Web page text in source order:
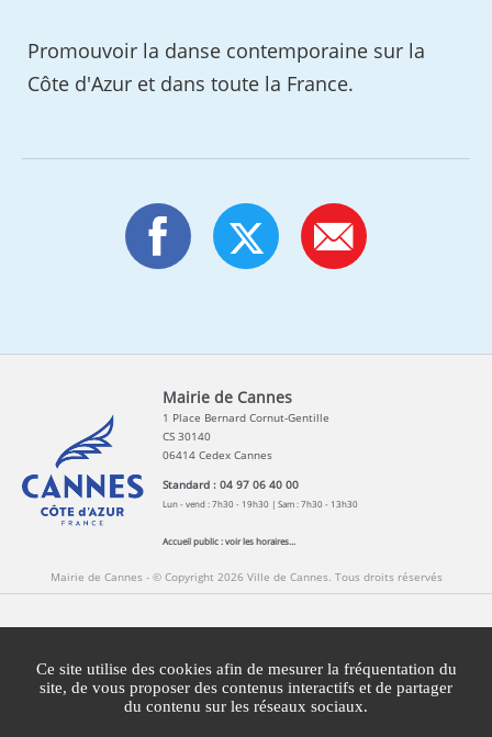
Promouvoir la danse contemporaine sur la
Côte d'Azur et dans toute la France.
Mairie de Cannes
1 Place Bernard Cornut-Gentille
CS 30140
06414 Cedex Cannes
Standard : 04 97 06 40 00
Lun - vend : 7h30 - 19h30 | Sam : 7h30 - 13h30
Accueil public :voir les horaires...
Mairie de Cannes - © Copyright 2026 Ville de Cannes. Tous droits réservés
Mentions légales Agglomération Cannes Lérins
Plan du site Gestion des cookies
Ce site utilise des cookies afin de mesurer la fréquentation du
site, de vous proposer des contenus interactifs et de partager
du contenu sur les réseaux sociaux.